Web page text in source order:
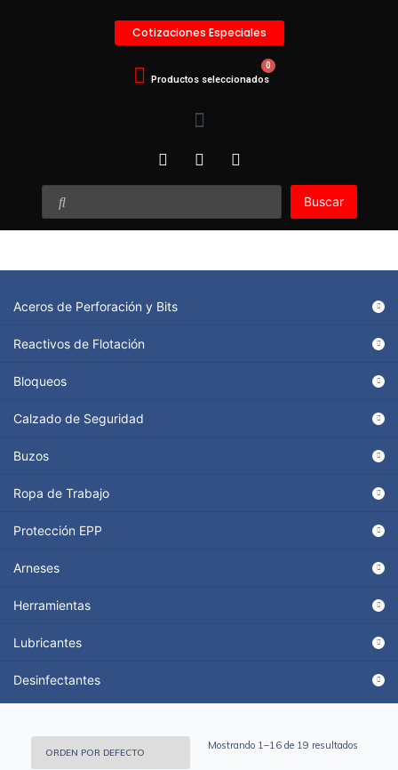
Cotizaciones Especiales
Buscar
Aceros de Perforación y Bits
Reactivos de Flotación
Bloqueos
Calzado de Seguridad
Buzos
Ropa de Trabajo
Protección EPP
Arneses
Herramientas
Lubricantes
Desinfectantes
Mostrando 1–16 de 19 resultados